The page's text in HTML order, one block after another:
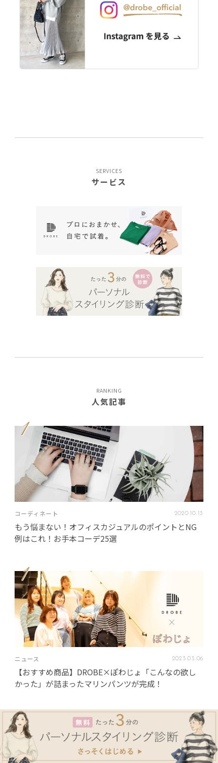
SERVICES
サービス
RANKING
人気記事
1
コーディネート 2020.10.13
もう悩まない！オフィスカジュアルのポイントとNG
例はこれ！お手本コーデ25選
1
ニュース 2023 .03 .06
【おすすめ商品】DROBE×ぽわじょ「こんなの欲し
かった」が詰まったマリンパンツが完成！
1